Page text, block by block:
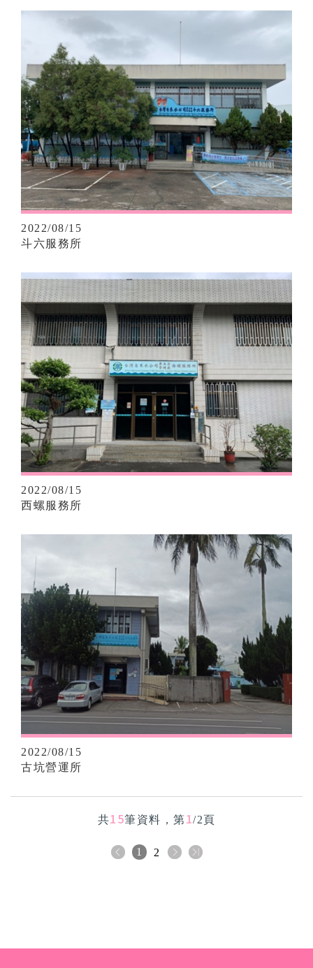
2022/08/15
斗六服務所
2022/08/15
西螺服務所
2022/08/15
古坑營運所
共15筆資料，第1/2頁
1 2